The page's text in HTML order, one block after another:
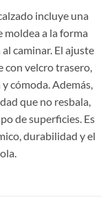
incluye una
moldea a la forma
caminar. El ajuste
con velcro trasero,
cómoda. Además,
que no resbala,
de superficies. Es
durabilidad y el